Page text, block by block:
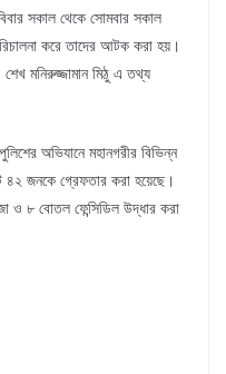
সকাল থেকে সোমবার সকাল
করে তাদের আটক করা হয়।
মনিরুজ্জামান মিঠু এ তথ্য
অভিযানে মহানগরীর বিভিন্ন
৪২ জনকে গ্রেফতার করা হয়েছে।
ও ৮ বোতল ফেন্সিডিল উদ্ধার করা